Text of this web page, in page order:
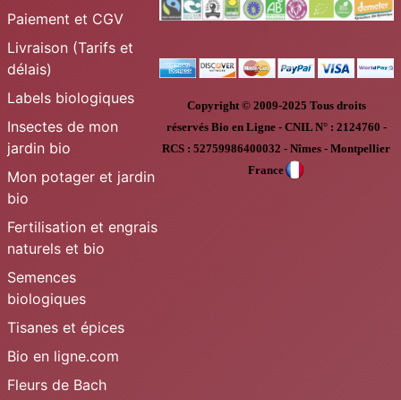
Paiement et CGV
Livraison (Tarifs et
délais)
Labels biologiques
Insectes de mon
jardin bio
Mon potager et jardin
bio
Fertilisation et engrais
naturels et bio
Semences
biologiques
Tisanes et épices
Bio en ligne.com
Fleurs de Bach
Copyright © 2009-2025 Tous droits
réservésBio en Ligne - CNIL N° : 2124760 -
RCS : 52759986400032 - Nîmes - Montpellier
France